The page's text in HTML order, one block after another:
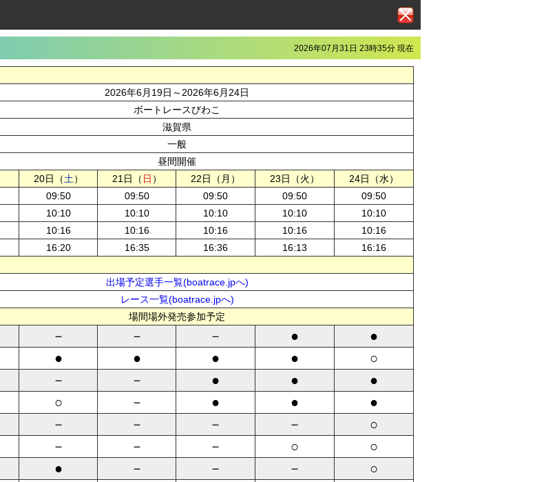
2026年07月31日 23時35分 現在
2026年6月19日～2026年6月24日
ボートレースびわこ
滋賀県
一般
昼間開催
20日（土） 21日（ 日 ） 22日（月） 23日（火）
24日（水）
09:50 09:50 09:50 09:50
09:50
10:10 10:10 10:10 10:10
10:10
10:16 10:16 10:16 10:16
10:16
16:20 16:35 16:36 16:13
16:16
出場予定選手一覧(boatrace.jpへ)
レース一覧(boatrace.jpへ)
場間場外発売参加予定
－ － － ● ●
● ● ● ● ○
－ － ● ● ●
○ － ● ● ●
－ － － － ○
－ － － ○ ○
● － － － ○